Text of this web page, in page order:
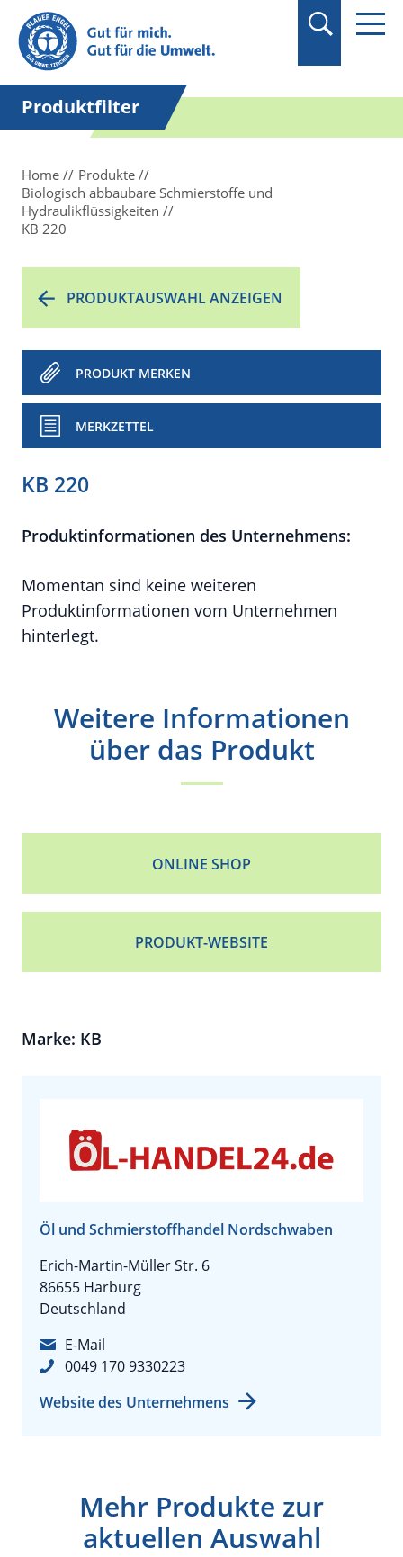
Suchbegriff in
Anführungszeichen
setzen.
Produktfilter
Home
Produkte
Biologisch abbaubare Schmierstoffe und
Hydraulikflüssigkeiten
KB 220
PRODUKTAUSWAHL ANZEIGEN
PRODUKT MERKEN
MERKZETTEL
KB 220
Produktinformationen des Unternehmens:
Momentan sind keine weiteren
Produktinformationen vom Unternehmen
hinterlegt.
Weitere Informationen
über das Produkt
ONLINE SHOP
PRODUKT-WEBSITE
Marke: KB
Öl und Schmierstoffhandel Nordschwaben
Erich-Martin-Müller Str. 6
86655 Harburg
Deutschland
E-Mail
0049 170 9330223
Website des Unternehmens
Mehr Produkte zur
aktuellen Auswahl